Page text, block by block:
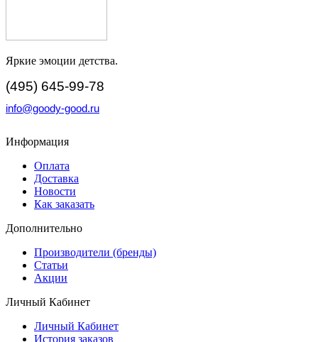
Яркие эмоции детства.
(495) 645-99-78
info@goody-good.ru
Информация
Оплата
Доставка
Новости
Как заказать
Дополнительно
Производители (бренды)
Статьи
Акции
Личный Кабинет
Личный Кабинет
История заказов